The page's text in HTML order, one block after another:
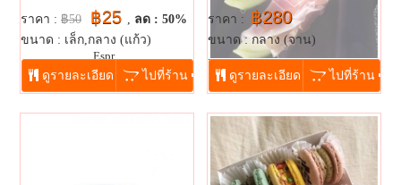
ราคา : ฿50 ฿25 , ลด : 50%
ขนาด : เล็ก,กลาง (แก้ว)
Espr...
ดูรายละเอียด ไปที่ร้าน
ราคา : ฿280
ขนาด : กลาง (จาน)
...
ดูรายละเอียด ไปที่ร้าน